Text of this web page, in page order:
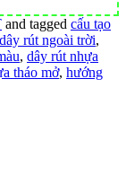
and tagged cấu tạo
dây rút ngoài trời,
, dây rút nhựa
tháo mở, hướng